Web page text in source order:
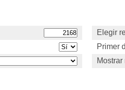
Elegir
Primer